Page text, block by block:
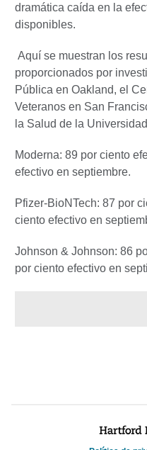
dramática caída en la
disponibles.
Aquí se muestran los
proporcionados por
Pública en Oakland, el
Veteranos en San
la Salud de la
Moderna: 89 por ciento
efectivo en septiembre.
Pfizer-BioNTech: 87 por
ciento efectivo en
Johnson & Johnson: 86
por ciento efectivo en